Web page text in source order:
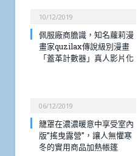
10/12/2019
佩服廠商膽識，知名蘿莉漫
畫家quzilax傳說級別漫畫
「蓋革計數器」真人影片化
06/12/2019
籠罩在濃濃暖意中享受室內
版”搖曳露營”，讓人無懼寒
冬的實用商品加熱帳篷